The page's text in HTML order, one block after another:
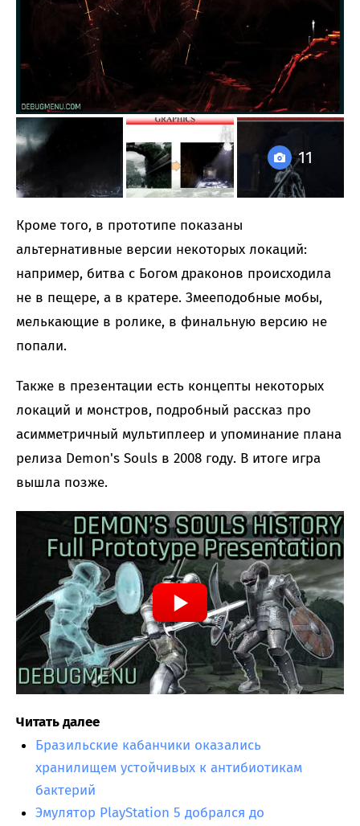
11
Кроме того, в прототипе показаны
альтернативные версии некоторых локаций:
например, битва с Богом драконов происходила
не в пещере, а в кратере. Змееподобные мобы,
мелькающие в ролике, в финальную версию не
попали.
Также в презентации есть концепты некоторых
локаций и монстров, подробный рассказ про
асимметричный мультиплеер и упоминание плана
релиза Demon's Souls в 2008 году. В итоге игра
вышла позже.
Читать далее
Бразильские кабанчики оказались
хранилищем устойчивых к антибиотикам
бактерий
Эмулятор PlayStation 5 добрался до